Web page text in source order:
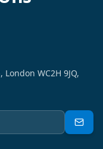
WC2H 9JQ,